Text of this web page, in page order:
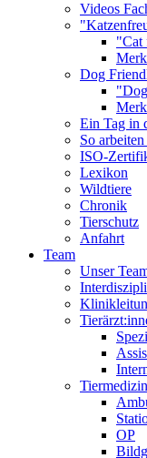
Videos
"Cat
Dog
Ein Tag in
So
ISO-
Lexikon
Wildtiere
Chronik
Tierschutz
Anfahrt
Team
Unser
OP